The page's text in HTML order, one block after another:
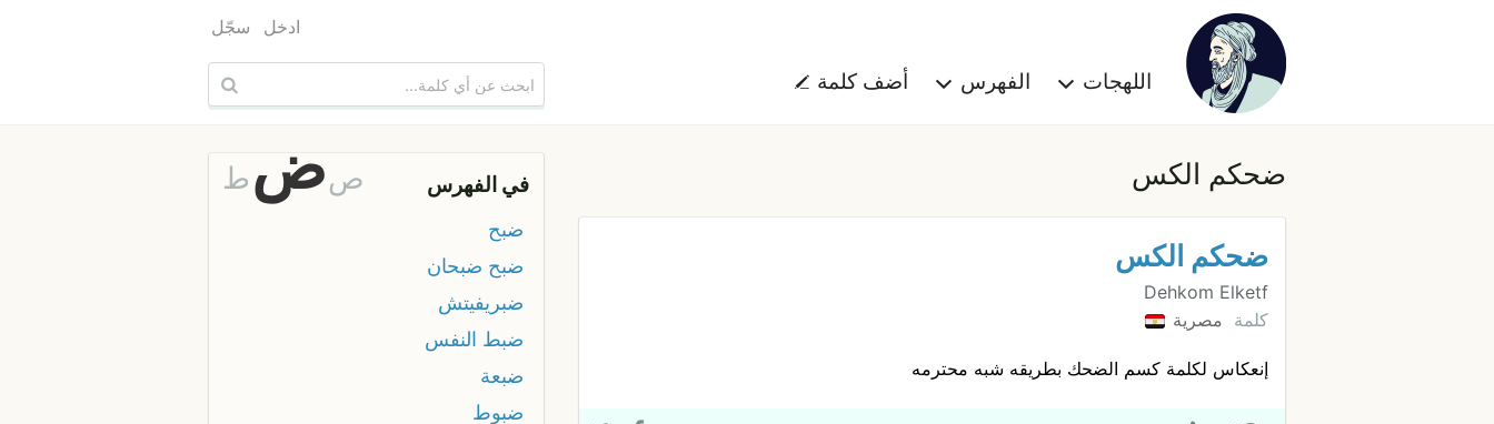
اللهجات الفهرس أضف كلمة
ادخل سجّل
ضحكم الكس
ضحكم الكس
Dehkom Elketf
كلمة مصرية
إنعكاس لكلمة كسم الضحك بطريقه شبه محترمه
في الفهرس صضط
ضبح
ضبح ضبحان
ضبريفيتش
ضبط النفس
ضبعة
ضبوط